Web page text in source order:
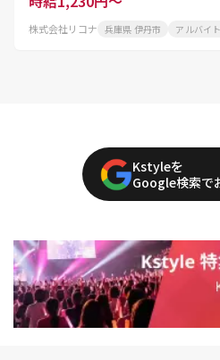
株式会社リコナ 兵庫県 伊丹市 アルバイ
Kstyleを
Google検索で